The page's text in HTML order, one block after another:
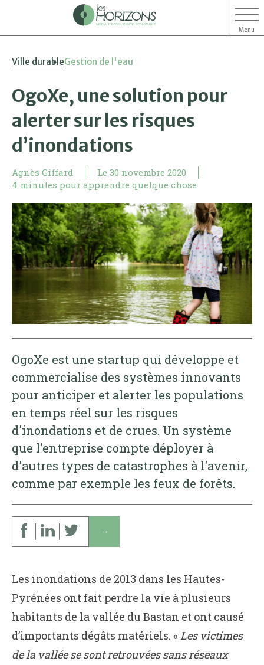
Menu
Ville durableGestion de l'eau
OgoXe, une solution pour
alerter sur les risques
d’inondations
Agnès Giffard Le 30 novembre 2020
4 minutes pour apprendre quelque chose
OgoXe est une startup qui développe et
commercialise des systèmes innovants
pour anticiper et alerter les populations
en temps réel sur les risques
d'inondations et de crues. Un système
que l'entreprise compte déployer à
d'autres types de catastrophes à l'avenir,
comme par exemple les feux de forêts.
↓
Les inondations de 2013 dans les Hautes-
Pyrénées ont fait perdre la vie à plusieurs
habitants de la vallée du Bastan et ont causé
d’importants dégâts matériels. « Les victimes
de la vallée se sont retrouvées sans réseaux